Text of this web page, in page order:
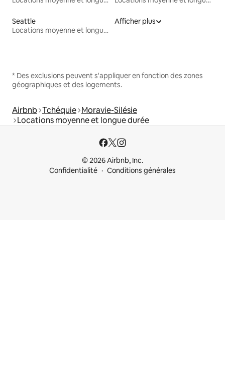
Seattle
Locations moyenne et longue durée
Afficher plus
* Des exclusions peuvent s'appliquer en fonction des zones
géographiques et des logements.
Airbnb Tchéquie Moravie-Silésie
Locations moyenne et longue durée
© 2026 Airbnb, Inc.
Confidentialité
Conditions générales